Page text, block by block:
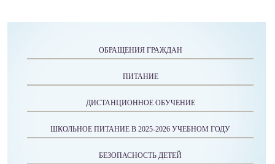
ОБРАЩЕНИЯ ГРАЖДАН
ПИТАНИЕ
ДИСТАНЦИОННОЕ ОБУЧЕНИЕ
ШКОЛЬНОЕ ПИТАНИЕ В 2025-2026 УЧЕБНОМ ГОДУ
БЕЗОПАСНОСТЬ ДЕТЕЙ